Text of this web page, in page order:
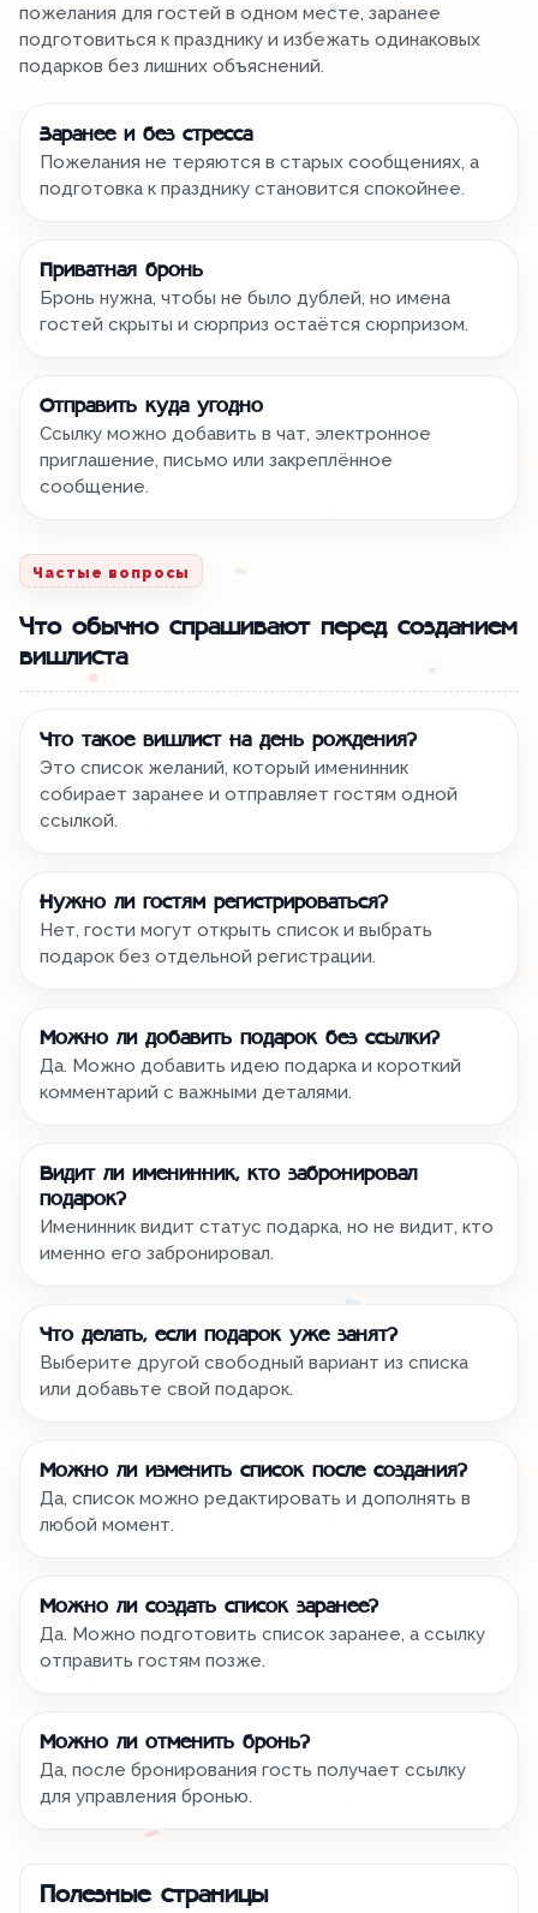
пожелания для гостей в одном месте, заранее
подготовиться к празднику и избежать одинаковых
подарков без лишних объяснений.
Заранее и без стресса
Пожелания не теряются в старых сообщениях, а
подготовка к празднику становится спокойнее.
Приватная бронь
Бронь нужна, чтобы не было дублей, но имена
гостей скрыты и сюрприз остаётся сюрпризом.
Отправить куда угодно
Ссылку можно добавить в чат, электронное
приглашение, письмо или закреплённое
сообщение.
Частые вопросы
Что обычно спрашивают перед созданием
вишлиста
Что такое вишлист на день рождения?
Это список желаний, который именинник
собирает заранее и отправляет гостям одной
ссылкой.
Нужно ли гостям регистрироваться?
Нет, гости могут открыть список и выбрать
подарок без отдельной регистрации.
Можно ли добавить подарок без ссылки?
Да. Можно добавить идею подарка и короткий
комментарий с важными деталями.
Видит ли именинник, кто забронировал
подарок?
Именинник видит статус подарка, но не видит, кто
именно его забронировал.
Что делать, если подарок уже занят?
Выберите другой свободный вариант из списка
или добавьте свой подарок.
Можно ли изменить список после создания?
Да, список можно редактировать и дополнять в
любой момент.
Можно ли создать список заранее?
Да. Можно подготовить список заранее, а ссылку
отправить гостям позже.
Можно ли отменить бронь?
Да, после бронирования гость получает ссылку
для управления бронью.
Полезные страницы